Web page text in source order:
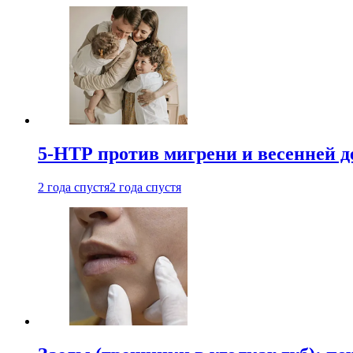
5-НТР против мигрени и весенней
2 года спустя2 года спустя